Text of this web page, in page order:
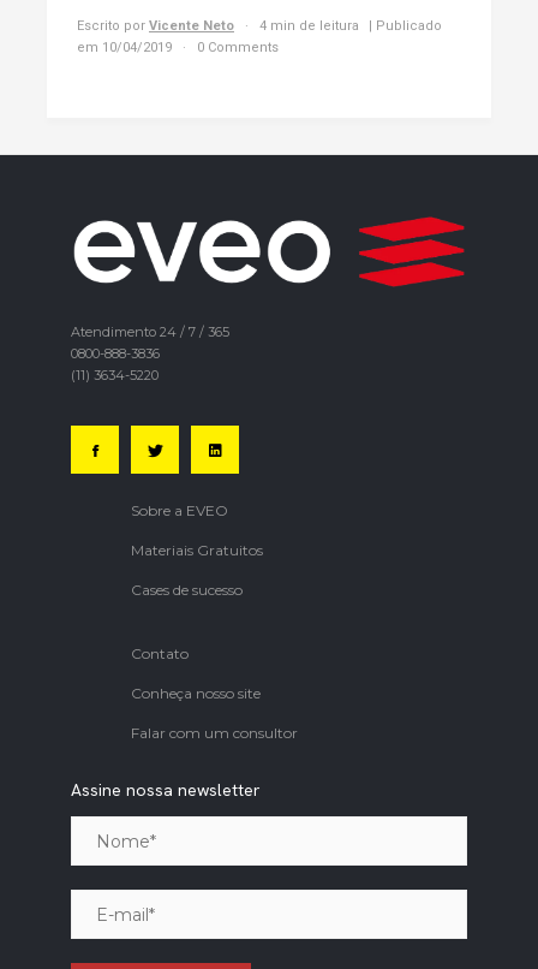
Escrito por Vicente Neto 4 min de leitura
| Publicado
em 10/04/2019
0 Comments
Atendimento 24 / 7 / 365
0800-888-3836
(11) 3634-5220
Sobre a EVEO
Materiais Gratuitos
Cases de sucesso
Contato
Conheça nosso site
Falar com um consultor
Assine nossa newsletter